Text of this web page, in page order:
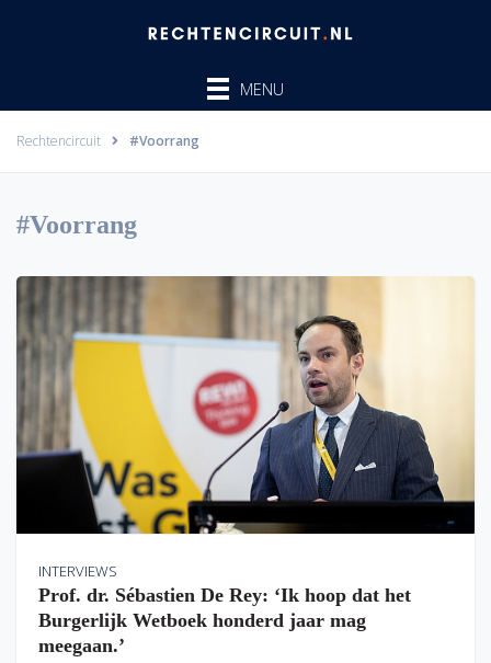
MENU
Rechtencircuit #Voorrang
#Voorrang
INTERVIEWS
Prof. dr. Sébastien De Rey: ‘Ik hoop dat het
Burgerlijk Wetboek honderd jaar mag
meegaan.’